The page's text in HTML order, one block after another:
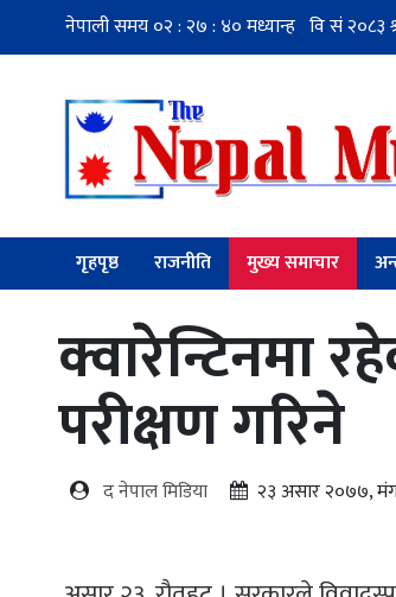
गृहपृष्ठ राजनीति मुख्य समाचार
क्वारेन्टिनमा
परीक्षण गरिने
द नेपाल मिडिया २३ असार २०७७,